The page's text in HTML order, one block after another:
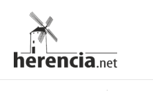
contenido